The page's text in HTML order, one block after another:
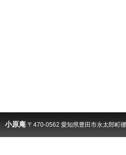
小原庵 〒470-0562 愛知県豊田市永太郎町